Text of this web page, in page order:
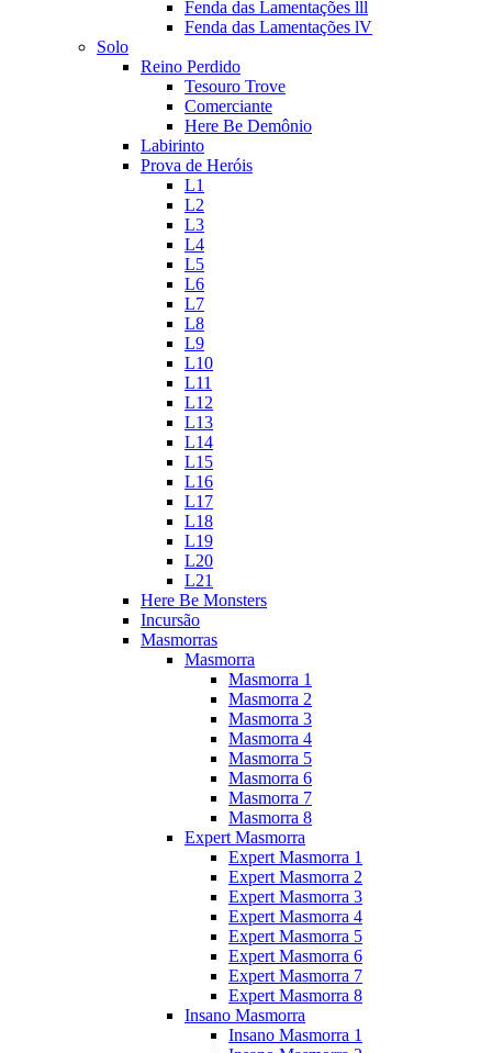
Fenda das Lamentações lll
Fenda das Lamentações lV
Solo
Reino Perdido
Tesouro Trove
Comerciante
Here Be Demônio
Labirinto
Prova de Heróis
L1
L2
L3
L4
L5
L6
L7
L8
L9
L10
L11
L12
L13
L14
L15
L16
L17
L18
L19
L20
L21
Here Be Monsters
Incursão
Masmorras
Masmorra
Masmorra 1
Masmorra 2
Masmorra 3
Masmorra 4
Masmorra 5
Masmorra 6
Masmorra 7
Masmorra 8
Expert Masmorra
Expert Masmorra 1
Expert Masmorra 2
Expert Masmorra 3
Expert Masmorra 4
Expert Masmorra 5
Expert Masmorra 6
Expert Masmorra 7
Expert Masmorra 8
Insano Masmorra
Insano Masmorra 1